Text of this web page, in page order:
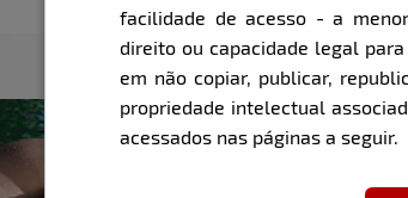
facilidade de acesso - a
direito ou capacidade legal
em não copiar, publicar,
propriedade intelectual
acessados nas páginas a seguir.